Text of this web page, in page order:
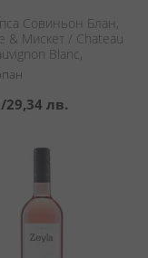
Совиньон Блан,
& Мискет / Chateau
Blanc,
& Muscat
/29,34 лв.